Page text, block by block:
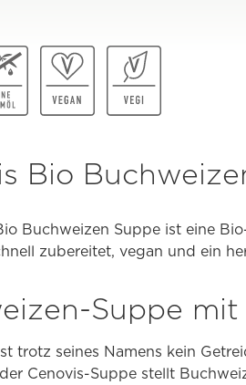
Bio
Buchweizen Suppe ist eine
zubereitet, vegan und ein
Suppe
trotz seines Namens kein
Cenovis-Suppe stellt